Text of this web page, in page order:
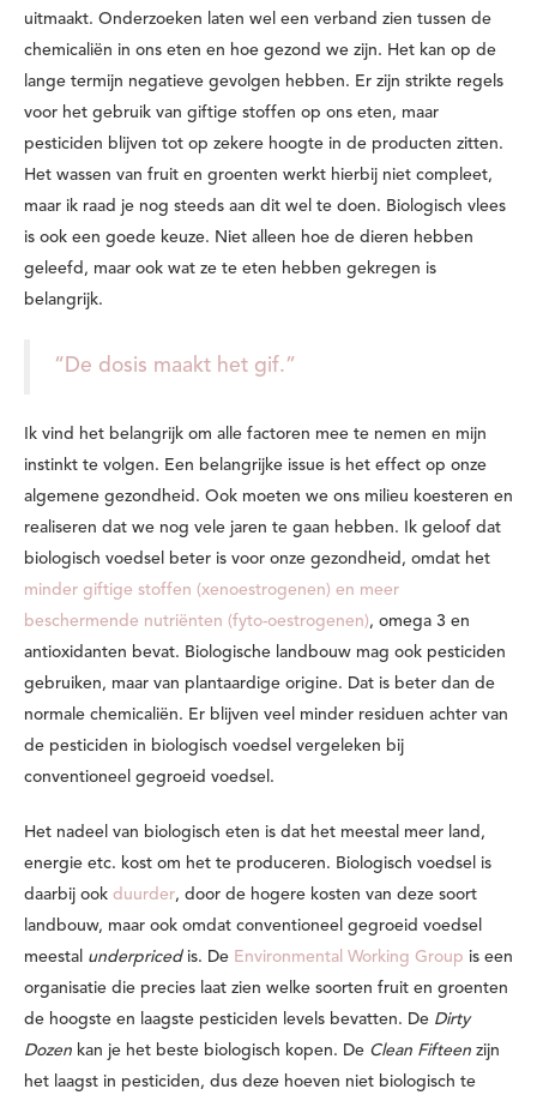
uitmaakt. Onderzoeken laten wel een verband zien tussen de
chemicaliën in ons eten en hoe gezond we zijn. Het kan op de
lange termijn negatieve gevolgen hebben. Er zijn strikte regels
voor het gebruik van giftige stoffen op ons eten, maar
pesticiden blijven tot op zekere hoogte in de producten zitten.
Het wassen van fruit en groenten werkt hierbij niet compleet,
maar ik raad je nog steeds aan dit wel te doen. Biologisch vlees
is ook een goede keuze. Niet alleen hoe de dieren hebben
geleefd, maar ook wat ze te eten hebben gekregen is
belangrijk.
“De dosis maakt het gif.”
Ik vind het belangrijk om alle factoren mee te nemen en mijn
instinkt te volgen. Een belangrijke issue is het effect op onze
algemene gezondheid. Ook moeten we ons milieu koesteren en
realiseren dat we nog vele jaren te gaan hebben. Ik geloof dat
biologisch voedsel beter is voor onze gezondheid, omdat het
minder giftige stoffen (xenoestrogenen) en meer
beschermende nutriënten (fyto-oestrogenen), omega 3 en
antioxidanten bevat. Biologische landbouw mag ook pesticiden
gebruiken, maar van plantaardige origine. Dat is beter dan de
normale chemicaliën. Er blijven veel minder residuen achter van
de pesticiden in biologisch voedsel vergeleken bij
conventioneel gegroeid voedsel.
Het nadeel van biologisch eten is dat het meestal meer land,
energie etc. kost om het te produceren. Biologisch voedsel is
daarbij ook duurder, door de hogere kosten van deze soort
landbouw, maar ook omdat conventioneel gegroeid voedsel
meestal underpricedis. De Environmental Working Group is een
organisatie die precies laat zien welke soorten fruit en groenten
de hoogste en laagste pesticiden levels bevatten. De Dirty
Dozen kan je het beste biologisch kopen. De Clean Fifteen zijn
het laagst in pesticiden, dus deze hoeven niet biologisch te